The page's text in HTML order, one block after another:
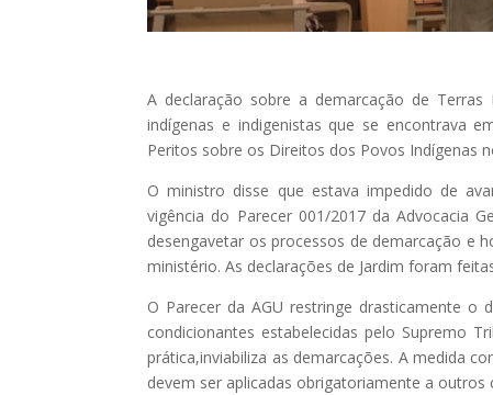
A declaração sobre a demarcação de
indígenas e indigenistas que se encontrava
Peritos sobre os Direitos dos Povos Indígenas
O ministro disse que estava impedido de
vigência do Parecer 001/2017 da Advocacia
desengavetar os processos de demarcação e
ministério. As declarações de Jardim foram
O Parecer da AGU restringe drasticamente
condicionantes estabelecidas pelo Supremo
prática,inviabiliza as demarcações. A medida
devem ser aplicadas obrigatoriamente a outros